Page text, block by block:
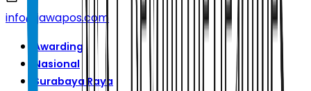
info@jawapos.com
Awarding
Nasional
Surabaya Raya